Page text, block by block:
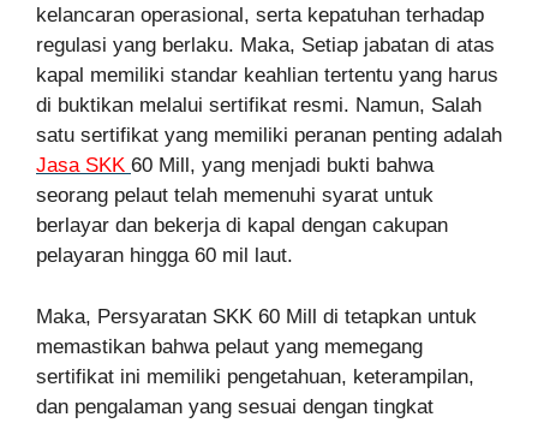
kelancaran operasional, serta kepatuhan terhadap
regulasi yang berlaku. Maka, Setiap jabatan di atas
kapal memiliki standar keahlian tertentu yang harus
di buktikan melalui sertifikat resmi. Namun, Salah
satu sertifikat yang memiliki peranan penting adalah
Jasa SKK 60 Mill, yang menjadi bukti bahwa
seorang pelaut telah memenuhi syarat untuk
berlayar dan bekerja di kapal dengan cakupan
pelayaran hingga 60 mil laut.
Maka, Persyaratan SKK 60 Mill di tetapkan untuk
memastikan bahwa pelaut yang memegang
sertifikat ini memiliki pengetahuan, keterampilan,
dan pengalaman yang sesuai dengan tingkat